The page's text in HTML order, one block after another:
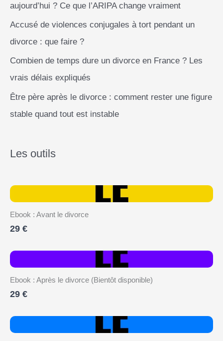
aujourd’hui ? Ce que l’ARIPA change vraiment
Accusé de violences conjugales à tort pendant un
divorce : que faire ?
Combien de temps dure un divorce en France ? Les
vrais délais expliqués
Être père après le divorce : comment rester une figure
stable quand tout est instable
Les outils
Ebook : Avant le divorce
29 €
Ebook : Après le divorce (Bientôt disponible)
29 €